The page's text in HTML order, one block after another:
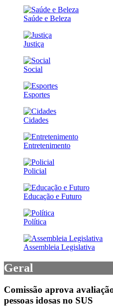
Saúde e Beleza
Justiça
Social
Esportes
Cidades
Entretenimento
Policial
Educação e Futuro
Política
Assembleia Legislativa
Geral
Comissão aprova
pessoas idosas no SUS